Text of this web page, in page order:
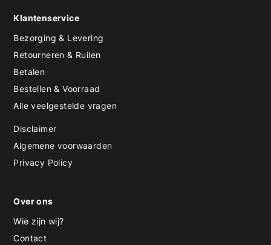
Klantenservice
Bezorging & Levering
Retourneren & Ruilen
Betalen
Bestellen & Voorraad
Alle veelgestelde vragen
Disclaimer
Algemene voorwaarden
Privacy Policy
Over ons
Wie zijn wij?
Contact